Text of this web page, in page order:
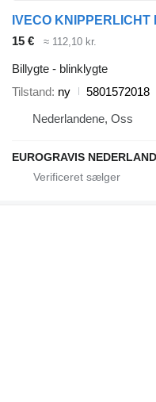
15 € ≈ 112,10 kr.
Billygte - blinklygte
Tilstand ny
5801572018
Nederlandene, Oss
EUROGRAVIS NEDERLAND